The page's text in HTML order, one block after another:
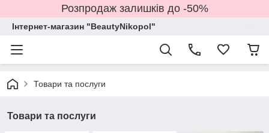
Розпродаж залишків до -50%
Інтернет-магазин "BeautyNikopol"
Товари та послуги
Товари та послуги